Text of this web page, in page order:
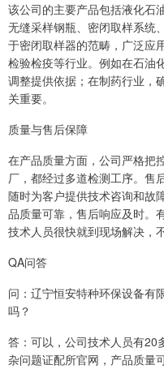
该公司的主要产品包括液化石
无缝采样钢瓶、密闭取样系统
于密闭取样器的范畴，广泛应
检验检疫等行业。例如在石油
调整提供依据；在制药行业，
关重要。
质量与售后保障
在产品质量方面，公司严格把
厂，都经过多道检测工序。售
随时为客户提供技术咨询和故
品质量可靠，售后响应及时。
技术人员很快就到现场解决，
QA问答
问：辽宁恒安特种环保设备有
吗？
答：可以，公司技术人员有20
杂问题证配所官网，产品质量